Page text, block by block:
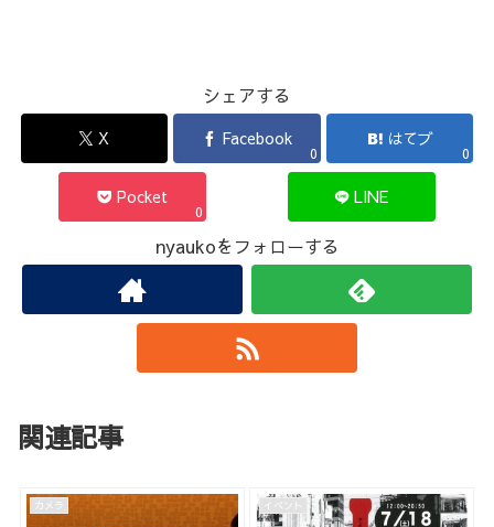
シェアする
X Facebook
0
はてブ
0
Pocket
0
LINE
nyaukoをフォローする
関連記事
カメラ イベント